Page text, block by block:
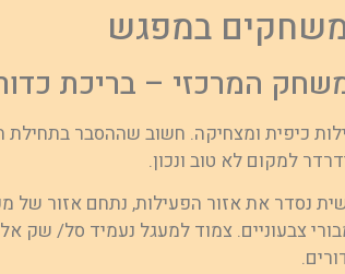
במפגש
המרכזי – בריכת
כיפית ומצחיקה. חשוב שההסבר בתחילת
למקום לא טוב ונכון.
נסדר את אזור הפעילות, נתחם אזור של
צבעוניים. צמוד למעגל נעמיד סל/ שק